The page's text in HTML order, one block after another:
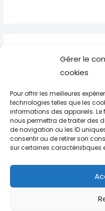
Gérer le
cookies
Pour offrir les meilleures
technologies telles que les
informations des appareils.
nous permettra de traiter des
de navigation ou les ID
consentir ou de retirer son
sur certaines caractéristiques
Traducción
Inglés
Italiano
Portugues
Edicións bilingües